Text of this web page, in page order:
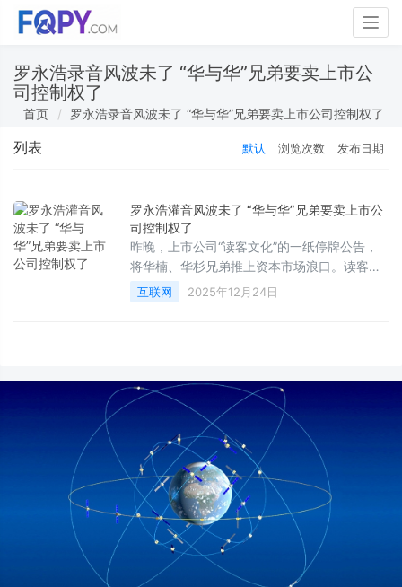
罗永浩录音风波未了 “华与华”兄弟要卖上市公
司控制权了
首页 罗永浩录音风波未了 “华与华”兄弟要卖上市公司控制权了
列表 默认 浏览次数 发布日期
罗永浩灌音风波未了 “华与华”兄弟要卖上市公
司控制权了
昨晚，上市公司“读客文化”的一纸停牌公告，
将华楠、华杉兄弟推上资本市场浪口。读客文
化公告显示，公司收到控股股东及实际控制人
华楠、华杉的通知，其正在筹划公司控制权变
互联网 2025年12月24日